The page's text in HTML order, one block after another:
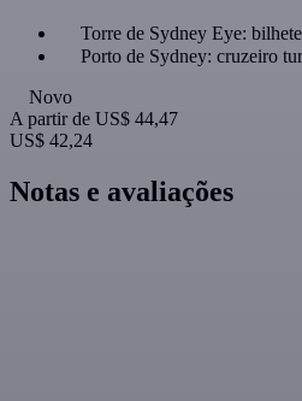
Torre de Sydney Eye:
Porto de Sydney: cruzeiro
Novo
A partir de US$ 44,47
US$ 42,24
Notas e avaliações